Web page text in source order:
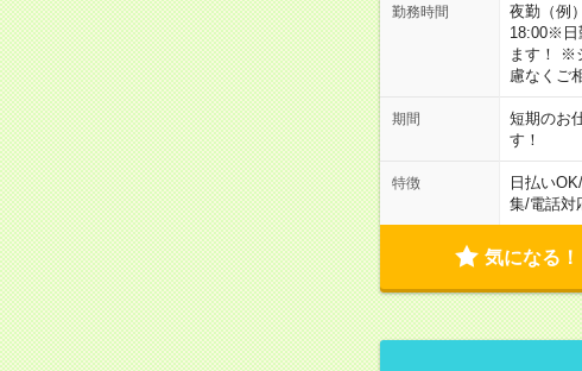
勤務時間
夜勤（例
18:00※日
ます！ ※
慮なくご
期間
短期のお
す！
特徴 日払いOK/
集/電話対
気になる！